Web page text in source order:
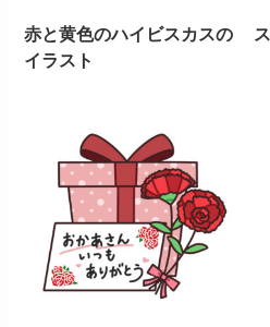
赤と黄色のハイビスカスの
イラスト